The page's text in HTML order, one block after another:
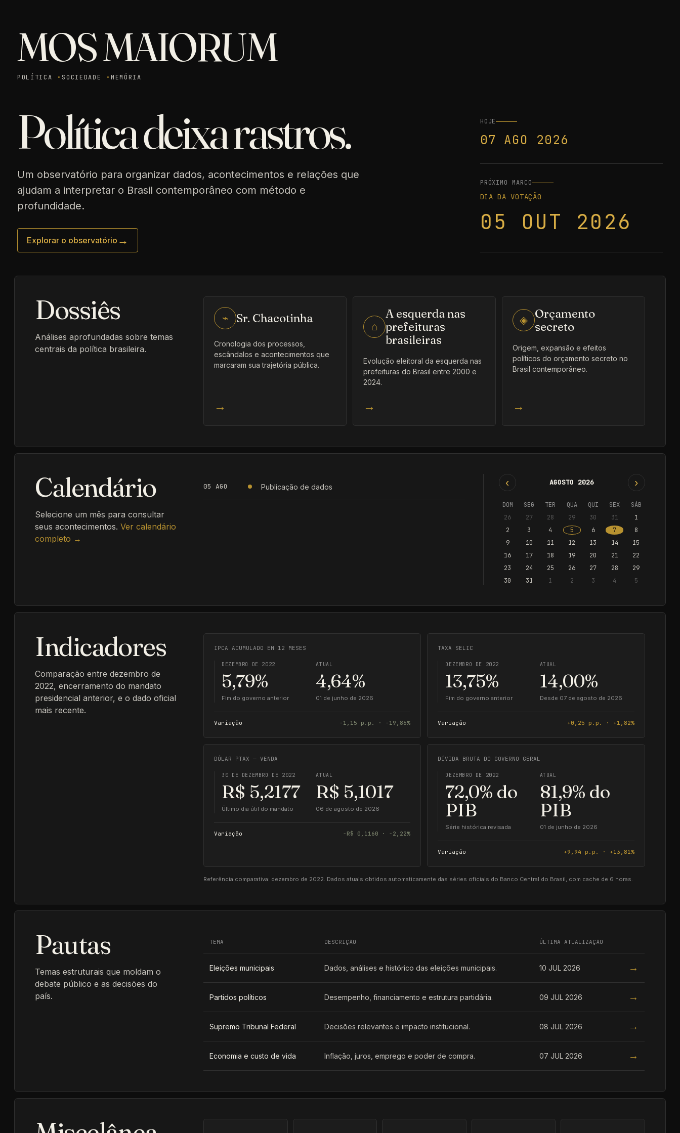
MOS MAIORUM
POLÍTICA SOCIEDADE MEMÓRIA
Política deixa rastros.
Um observatório para organizar dados, acontecimentos e relações que
ajudam a interpretar o Brasil contemporâneo com método e
profundidade.
Explorar o observatório →
HOJE
07 AGO 2026
PRÓXIMO MARCO
DIA DA VOTAÇÃO
05 OUT 2026
Dossiês
Análises aprofundadas sobre temas
centrais da política brasileira.
⌁ Sr. Chacotinha
Cronologia dos processos,
escândalos e acontecimentos que
marcaram sua trajetória pública.
→
⌂
A esquerda nas
prefeituras
brasileiras
Evolução eleitoral da esquerda nas
prefeituras do Brasil entre 2000 e
2024.
→
◈ Orçamento
secreto
Origem, expansão e efeitos
políticos do orçamento secreto no
Brasil contemporâneo.
→
Calendário
Selecione um mês para consultar
seus acontecimentos.Ver calendário
completo →
05 AGO Publicação de dados ‹ AGOSTO 2026 ›
DOM SEG TER QUA QUI SEX
SÁB
26
27 28 29 30 31
1
2
3 4 5 6 7
8
9
10 11 12 13 14
15
16
17 18 19 20 21
22
23
24 25 26 27 28
29
30
31 1 2 3 4 5
Indicadores
Comparação entre dezembro de
2022, encerramento do mandato
presidencial anterior, e o dado oficial
mais recente.
IPCA ACUMULADO EM 12 MESES
DEZEMBRO DE 2022
5,79%
Fim do governo anterior
ATUAL
4,64%
01 de junho de 2026
Variação −1,15 p.p. · −19,86%
TAXA SELIC
DEZEMBRO DE 2022
13,75%
Fim do governo anterior
ATUAL
14,00%
Desde 07 de agosto de 2026
Variação +0,25 p.p. · +1,82%
DÓLAR PTAX — VENDA
30 DE DEZEMBRO DE 2022
R$ 5,2177
Último dia útil do mandato
ATUAL
R$ 5,1017
06 de agosto de 2026
Variação −R$ 0,1160 · −2,22%
DÍVIDA BRUTA DO GOVERNO GERAL
DEZEMBRO DE 2022
72,0% do
PIB
Série histórica revisada
ATUAL
81,9% do
PIB
01 de junho de 2026
Variação +9,94 p.p. · +13,81%
Referência comparativa: dezembro de 2022. Dados atuais obtidos automaticamente das séries oficiais do Banco Central do Brasil, com cache de 6 horas.
Pautas
Temas estruturais que moldam o
debate público e as decisões do
país.
TEMA DESCRIÇÃO ÚLTIMA ATUALIZAÇÃO
Eleições municipais Dados, análises e histórico das eleições municipais. 10 JUL 2026 →
Partidos políticos Desempenho, financiamento e estrutura partidária. 09 JUL 2026 →
Supremo Tribunal Federal Decisões relevantes e impacto institucional. 08 JUL 2026 →
Economia e custo de vida Inflação, juros, emprego e poder de compra. 07 JUL 2026 →